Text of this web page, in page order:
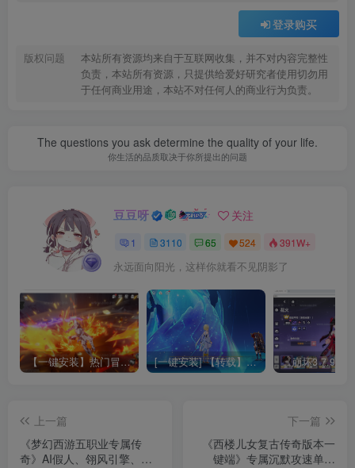
登录购买
版权问题
本站所有资源均来自于互联网收集，并不对内容完整性
负责，本站所有资源，只提供给爱好研究者使用切勿用
于任何商业用途，本站不对任何人的商业行为负责。
The questions you ask determine the quality of your life.
你生活的品质取决于你所提出的问题
豆豆呀 关注
1 3110 65 524 391W+
永远面向阳光，这样你就看不见阴影了
【一键安装】热门冒险策略类游戏崩坏：星穹铁道全新2.3版本一键端+一键代理+一键启动+免虚拟机 [一键安装] 【转载】原神3.4真端服务端+源码+配套客户端+详尽说明+GM工具+源码说明文件
上一篇
《梦幻西游五职业专属传
奇》AI假人、翎风引擎、专
下一篇
《西楼儿女复古传奇版本一
键端》专属沉默攻速单职